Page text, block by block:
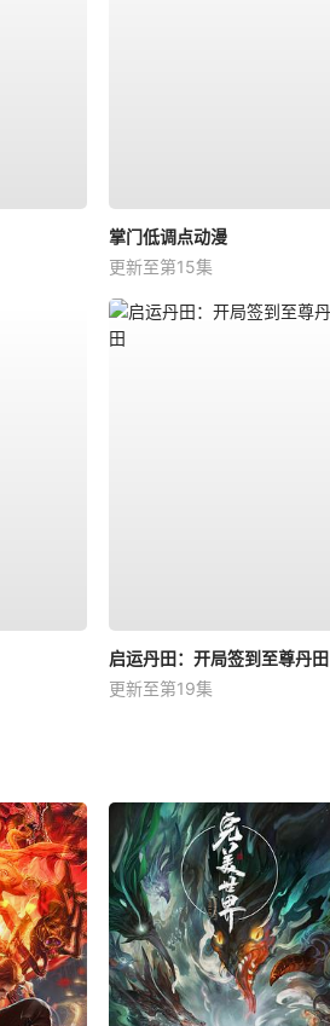
掌门低调点动漫
更新至第15集
启运丹田：开局签到至尊丹田
更新至第19集